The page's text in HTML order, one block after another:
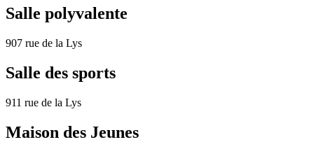
Salle polyvalente
907 rue de la Lys
Salle des sports
911 rue de la Lys
Maison des Jeunes